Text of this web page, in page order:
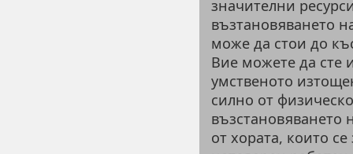
значителни
възтановяването
може да стои до
Вие можете да сте
умственото
силно от
възстановяването
от хората, които